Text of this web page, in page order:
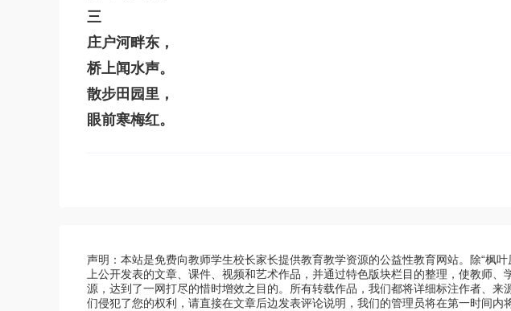
三
庄户河畔东，
桥上闻水声。
散步田园里，
眼前寒梅红。
声明：本站是免费向教师学生校长家长提供教育教学资源的公益性教育网站。除“枫
上公开发表的文章、课件、视频和艺术作品，并通过特色版块栏目的整理，使教师
源，达到了一网打尽的惜时增效之目的。所有转载作品，我们都将详细标注作者、
们侵犯了您的权利，请直接在文章后边发表评论说明，我们的管理员将在第一时间内